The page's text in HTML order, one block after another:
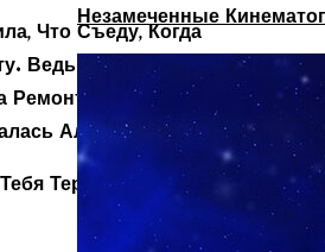
Незамеченные
Что Съеду, Когда
Ведь Мою Предыдущую
Ремонт Своей Машины, —
Алина.
Терпеть, -ответил